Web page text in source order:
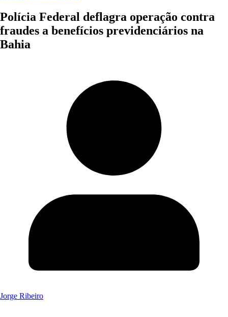
Polícia Federal deflagra operação contra
fraudes a benefícios previdenciários na
Bahia
Jorge Ribeiro